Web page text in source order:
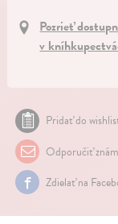
Pozrieť
v
Pridať do
Odporučiť
Zdielať na